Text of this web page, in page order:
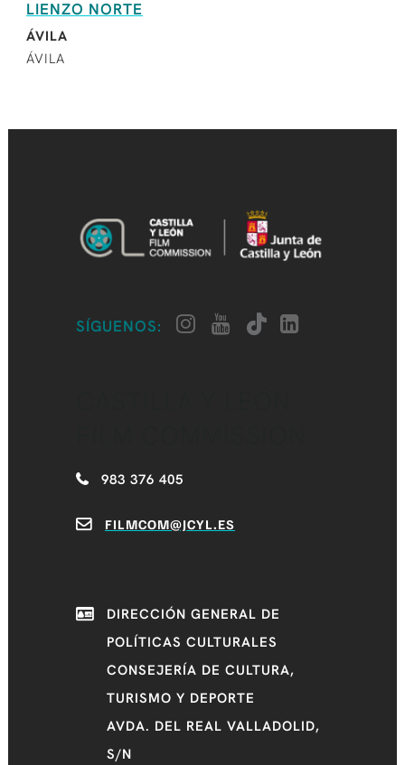
LIENZO NORTE
ÁVILA
ÁVILA
SÍGUENOS:
983 376 405
FILMCOM@JCYL.ES
DIRECCIÓN GENERAL DE
POLÍTICAS CULTURALES
CONSEJERÍA DE CULTURA,
TURISMO Y DEPORTE
AVDA. DEL REAL VALLADOLID,
S/N